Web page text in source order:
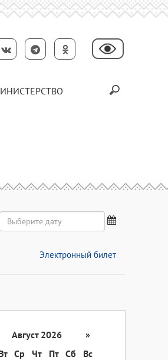
Электронный билет
Август 2026
»
Ср Чт Пт Сб
Вс